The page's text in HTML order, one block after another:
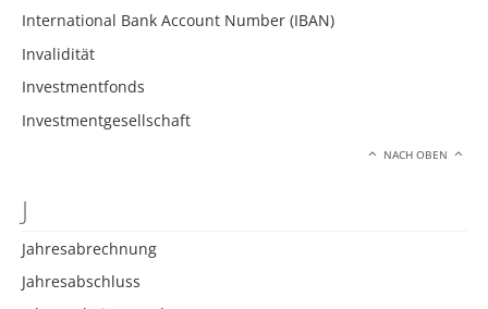
International Bank Account Number (IBAN)
Invalidität
Investmentfonds
Investmentgesellschaft
NACH OBEN
J
Jahresabrechnung
Jahresabschluss